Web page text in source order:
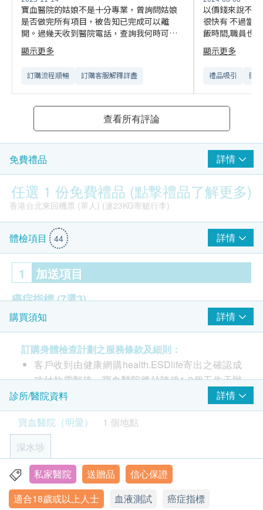
寶血醫院的姑娘不是十分專業，曾詢問姑娘
是否做完所有項目，被告知已完成可以離
開。過幾天收到醫院電話，查詢我何時可以
給他們小便樣本，結果我需要再一次去醫院
留樣本。
顯示更多
訂購流程順暢 訂購客服解釋詳盡
以價錢來說不
很快有 不過當
飯時間,職員也沒有事先
要等1小時
顯示更多
禮品吸引 體
查看所有評論
免費禮品 詳情
任選 1 份免費禮品 (點撃禮品了解更多)
香港台北來回機票 (單人) (連23KG寄艙行李)
Mitto 前揭式行李箱(24") 粉色 (價值: $2,180)
體檢項目 44 詳情
1 加送項目
癌症指標(7選3)
病毒抗體EBV (鼻咽癌)
癌抗原 15.3 (乳房)
癌抗原 125 (卵巢)
癌抗原 19.9 (胰臟)
癌胚抗原 (結腸)
甲種胚胎蛋白 (肝)
2 重點項目
心臟檢查 重點項目
靜態心電圖
購買須知 詳情
訂購身體檢查計劃之服務條款及細則：
客戶收到由健康網購health.ESDlife寄出之確認成
功付款電郵後，寶血醫院將於隨後1-2個工作天辦
公時間內，致電客戶預約一般身體檢查時間。客戶
亦可致電查詢或在訂單確認後1個工作天致電醫院
查詢 (電話/WhatsApp: 6067 9803)
性病檢測查詢: 5544 4342 (只限WhatsApp查詢)
其他一般查詢：6067 9803 (只限WhatsApp查詢)
時間：10:00 a.m. – 6:00 p.m. (星期日及公眾假期
除外)
診所/醫院資料
詳情
寶血醫院（明愛）
1 個地點
深水埗
九龍深水埗青山道113 號
顯示地圖
私家醫院 送贈品
信心保證
適合18歲或以上人士
血液測試
癌症指標